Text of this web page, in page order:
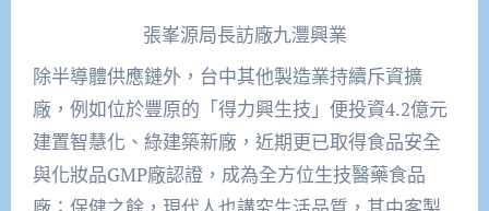
張峯源局長訪廠九灃興業
除半導體供應鏈外，台中其他製造業持續斥資擴
廠，例如位於豐原的「得力興生技」便投資4.2億元
建置智慧化、綠建築新廠，近期更已取得食品安全
與化妝品GMP廠認證，成為全方位生技醫藥食品